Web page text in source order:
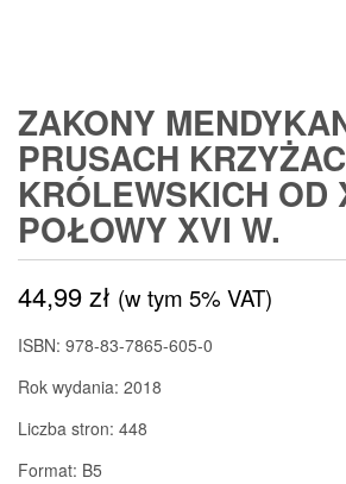
ZAKONY
PRUSACH
KRÓLEWSKICH OD
POŁOWY XVI W.
44,99zł (w tym 5% VAT)
ISBN: 978-83-7865-605-0
Rok wydania: 2018
Liczba stron: 448
Format: B5